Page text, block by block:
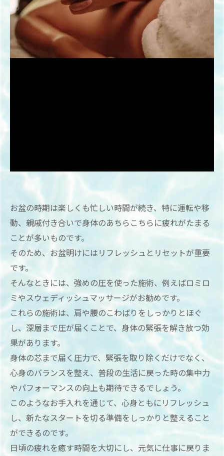
お盆の時期は楽しくも忙しい時間が続き、特に運転や移
動、親戚付き合いで身体のあちらこちらに疲れがたまる
ことが多いものです。
そのため、お盆明けにはリフレッシュとリセットが重要
です。
そんなときには、強めの圧を使った施術、例えばロミロ
ミやスウェディッシュマッサージがお勧めです。
これらの施術は、肩や腰のこわばりをしっかりとほぐ
し、深層まで圧が届くことで、身体の緊張を解き放つ効
果があります。
身体の芯まで届く圧力で、緊張を取り除くだけでなく、
心身のバランスを整え、普段の生活に戻った時の集中力
やパフォーマンスの向上も期待できるでしょう。
このようなお手入れを通じて、心身ともにリフレッシュ
し、新たなスタートを切る準備をしっかりと整えること
ができるのです。
日頃の疲れを癒す時間を大切にし、元気に仕事に戻りま